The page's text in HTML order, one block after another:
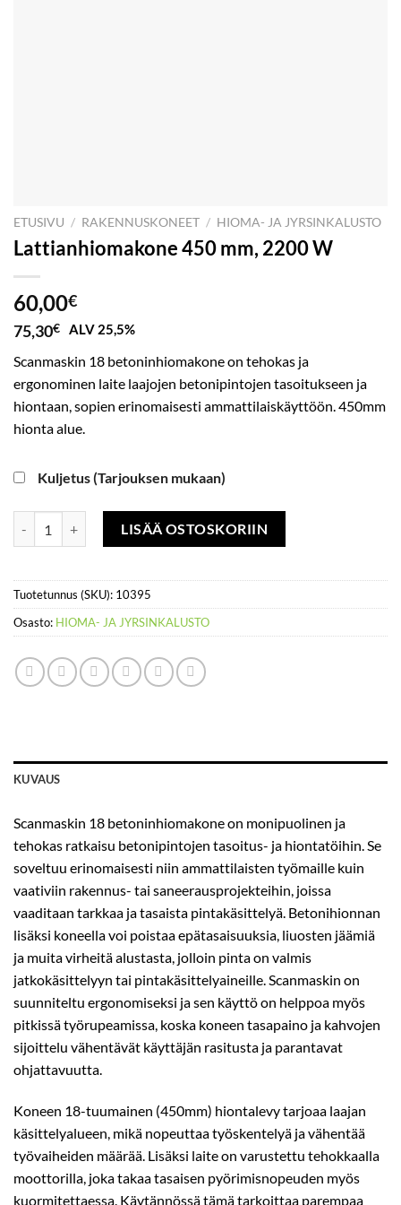
ETUSIVU / RAKENNUSKONEET / HIOMA- JA JYRSINKALUSTO
Lattianhiomakone 450 mm, 2200 W
60,00€
75,30€ ALV 25,5%
Scanmaskin 18 betoninhiomakone on tehokas ja
ergonominen laite laajojen betonipintojen tasoitukseen ja
hiontaan, sopien erinomaisesti ammattilaiskäyttöön. 450mm
hionta alue.
Kuljetus (Tarjouksen mukaan)
Lattianhiomakone 450 mm, 2200 W määrä
LISÄÄ OSTOSKORIIN
Tuotetunnus (SKU): 10395
Osasto: HIOMA- JA JYRSINKALUSTO
KUVAUS
Scanmaskin 18 betoninhiomakone on monipuolinen ja
tehokas ratkaisu betonipintojen tasoitus- ja hiontatöihin. Se
soveltuu erinomaisesti niin ammattilaisten työmaille kuin
vaativiin rakennus- tai saneerausprojekteihin, joissa
vaaditaan tarkkaa ja tasaista pintakäsittelyä. Betonihionnan
lisäksi koneella voi poistaa epätasaisuuksia, liuosten jäämiä
ja muita virheitä alustasta, jolloin pinta on valmis
jatkokäsittelyyn tai pintakäsittelyaineille. Scanmaskin on
suunniteltu ergonomiseksi ja sen käyttö on helppoa myös
pitkissä työrupeamissa, koska koneen tasapaino ja kahvojen
sijoittelu vähentävät käyttäjän rasitusta ja parantavat
ohjattavuutta.
Koneen 18-tuumainen (450mm) hiontalevy tarjoaa laajan
käsittelyalueen, mikä nopeuttaa työskentelyä ja vähentää
työvaiheiden määrää. Lisäksi laite on varustettu tehokkaalla
moottorilla, joka takaa tasaisen pyörimisnopeuden myös
kuormitettaessa. Käytännössä tämä tarkoittaa parempaa